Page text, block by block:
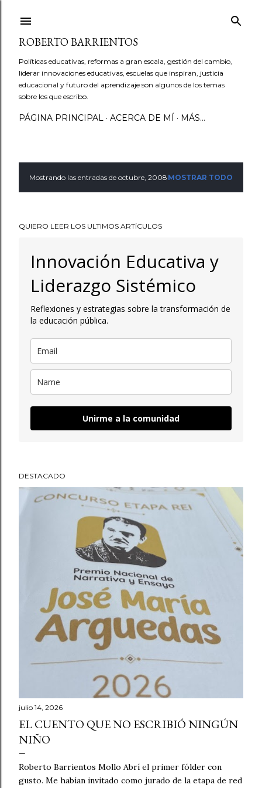
ROBERTO BARRIENTOS
Políticas educativas, reformas a gran escala, gestión del cambio,
liderar innovaciones educativas, escuelas que inspiran, justicia
educacional y futuro del aprendizaje son algunos de los temas
sobre los que escribo.
PÁGINA PRINCIPAL ACERCA DE MÍ MÁS…
E
t
Mostrando las entradas de octubre, 2008 MOSTRAR TODO
QUIERO LEER LOS ULTIMOS ARTÍCULOS
Innovación Educativa y
Liderazgo Sistémico
Reflexiones y estrategias sobre la transformación de
la educación pública.
Unirme a la comunidad
DESTACADO
julio 14, 2026
EL CUENTO QUE NO ESCRIBIÓ NINGÚN
NIÑO
Roberto Barrientos Mollo Abrí el primer fólder con
gusto. Me habían invitado como jurado de la etapa de red